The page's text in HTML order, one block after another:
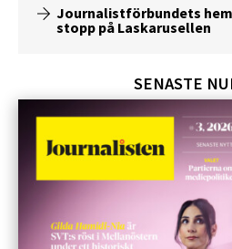
Journalistförbundets
stopp på Laskarusellen
SENASTE